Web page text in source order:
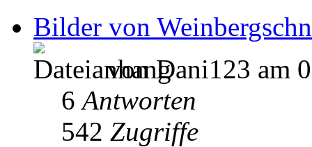
Bilder von
von Dani123 am
6Antworten
542 Zugriffe